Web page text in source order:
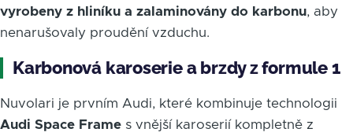
vyrobeny z hliníku a zalaminovány do karbonu, aby
nenarušovaly proudění vzduchu.
Karbonová karoserie a brzdy z formule 1
Nuvolari je prvním Audi, které kombinuje technologii
Audi Space Frame s vnější karoserií kompletně z